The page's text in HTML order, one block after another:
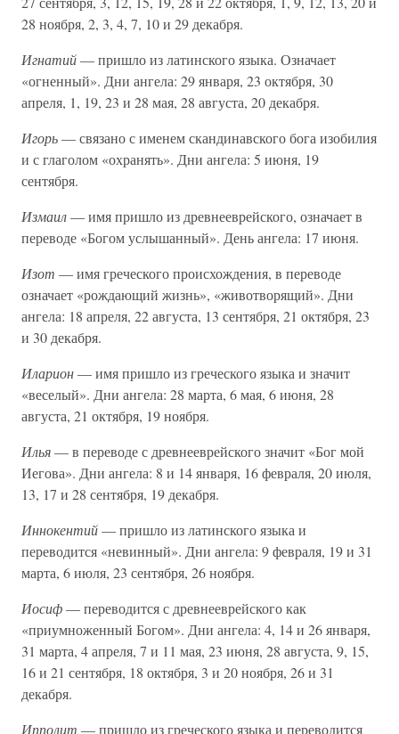
28 ноября, 2, 3, 4, 7, 10 и 29 декабря.
Игнатий— пришло из латинского языка. Означает
«огненный». Дни ангела: 29 января, 23 октября, 30
апреля, 1, 19, 23 и 28 мая, 28 августа, 20 декабря.
Игорь— связано с именем скандинавского бога изобилия
и с глаголом «охранять». Дни ангела: 5 июня, 19
сентября.
Измаил— имя пришло из древнееврейского, означает в
переводе «Богом услышанный». День ангела: 17 июня.
Изот — имя греческого происхождения, в переводе
означает «рождающий жизнь», «животворящий». Дни
ангела: 18 апреля, 22 августа, 13 сентября, 21 октября, 23
и 30 декабря.
Иларион— имя пришло из греческого языка и значит
«веселый». Дни ангела: 28 марта, 6 мая, 6 июня, 28
августа, 21 октября, 19 ноября.
Илья— в переводе с древнееврейского значит «Бог мой
Иегова». Дни ангела: 8 и 14 января, 16 февраля, 20 июля,
13, 17 и 28 сентября, 19 декабря.
Иннокентий— пришло из латинского языка и
переводится «невинный». Дни ангела: 9 февраля, 19 и 31
марта, 6 июля, 23 сентября, 26 ноября.
Иосиф— переводится с древнееврейского как
«приумноженный Богом». Дни ангела: 4, 14 и 26 января,
31 марта, 4 апреля, 7 и 11 мая, 23 июня, 28 августа, 9, 15,
16 и 21 сентября, 18 октября, 3 и 20 ноября, 26 и 31
декабря.
Ипполит — пришло из греческого языка и переводится